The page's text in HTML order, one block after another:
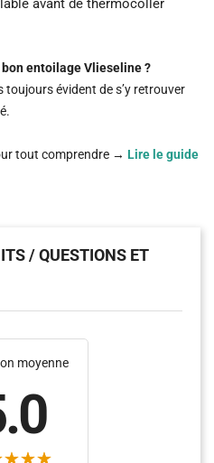
avant de thermocoller
entoilage Vlieseline ?
toujours évident de s’y retrouver
tout comprendre → Lire le guide
/ QUESTIONS ET
moyenne